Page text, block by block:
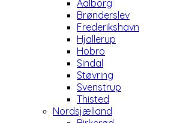
Aalborg
Brønderslev
Frederikshavn
Hjallerup
Hobro
Sindal
Støvring
Svenstrup
Thisted
Nordsjælland